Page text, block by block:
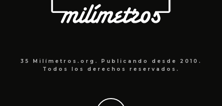
35 Milímetros.org. Publicando desde 2010.
Todos los derechos reservados.